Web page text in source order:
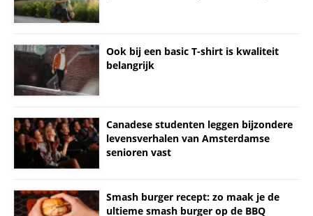
Ook bij een basic T-shirt is kwaliteit
belangrijk
Canadese studenten leggen bijzondere
levensverhalen van Amsterdamse
senioren vast
Smash burger recept: zo maak je de
ultieme smash burger op de BBQ